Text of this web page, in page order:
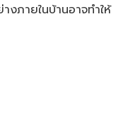
งภายในบ้านอาจทำให้